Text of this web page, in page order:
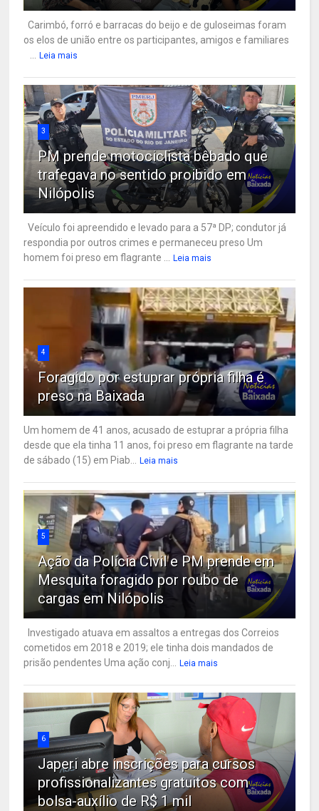
Carimbó, forró e barracas do beijo e de guloseimas foram
os elos de união entre os participantes, amigos e familiares
Leia mais
3
PM prende motociclista bêbado que
trafegava no sentido proibido em
Nilópolis
Veículo foi apreendido e levado para a 57ª DP; condutor já
respondia por outros crimes e permaneceu preso Um
homem foi preso em flagrante ...
Leia mais
4
Foragido por estuprar própria filha é
preso na Baixada
Um homem de 41 anos, acusado de estuprar a própria filha
desde que ela tinha 11 anos, foi preso em flagrante na tarde
de sábado (15) em Piab...
Leia mais
5
Ação da Polícia Civil e PM prende em
Mesquita foragido por roubo de
cargas em Nilópolis
Investigado atuava em assaltos a entregas dos Correios
cometidos em 2018 e 2019; ele tinha dois mandados de
prisão pendentes Uma ação conj...
Leia mais
6
Japeri abre inscrições para cursos
profissionalizantes gratuitos com
bolsa-auxílio de R$ 1 mil